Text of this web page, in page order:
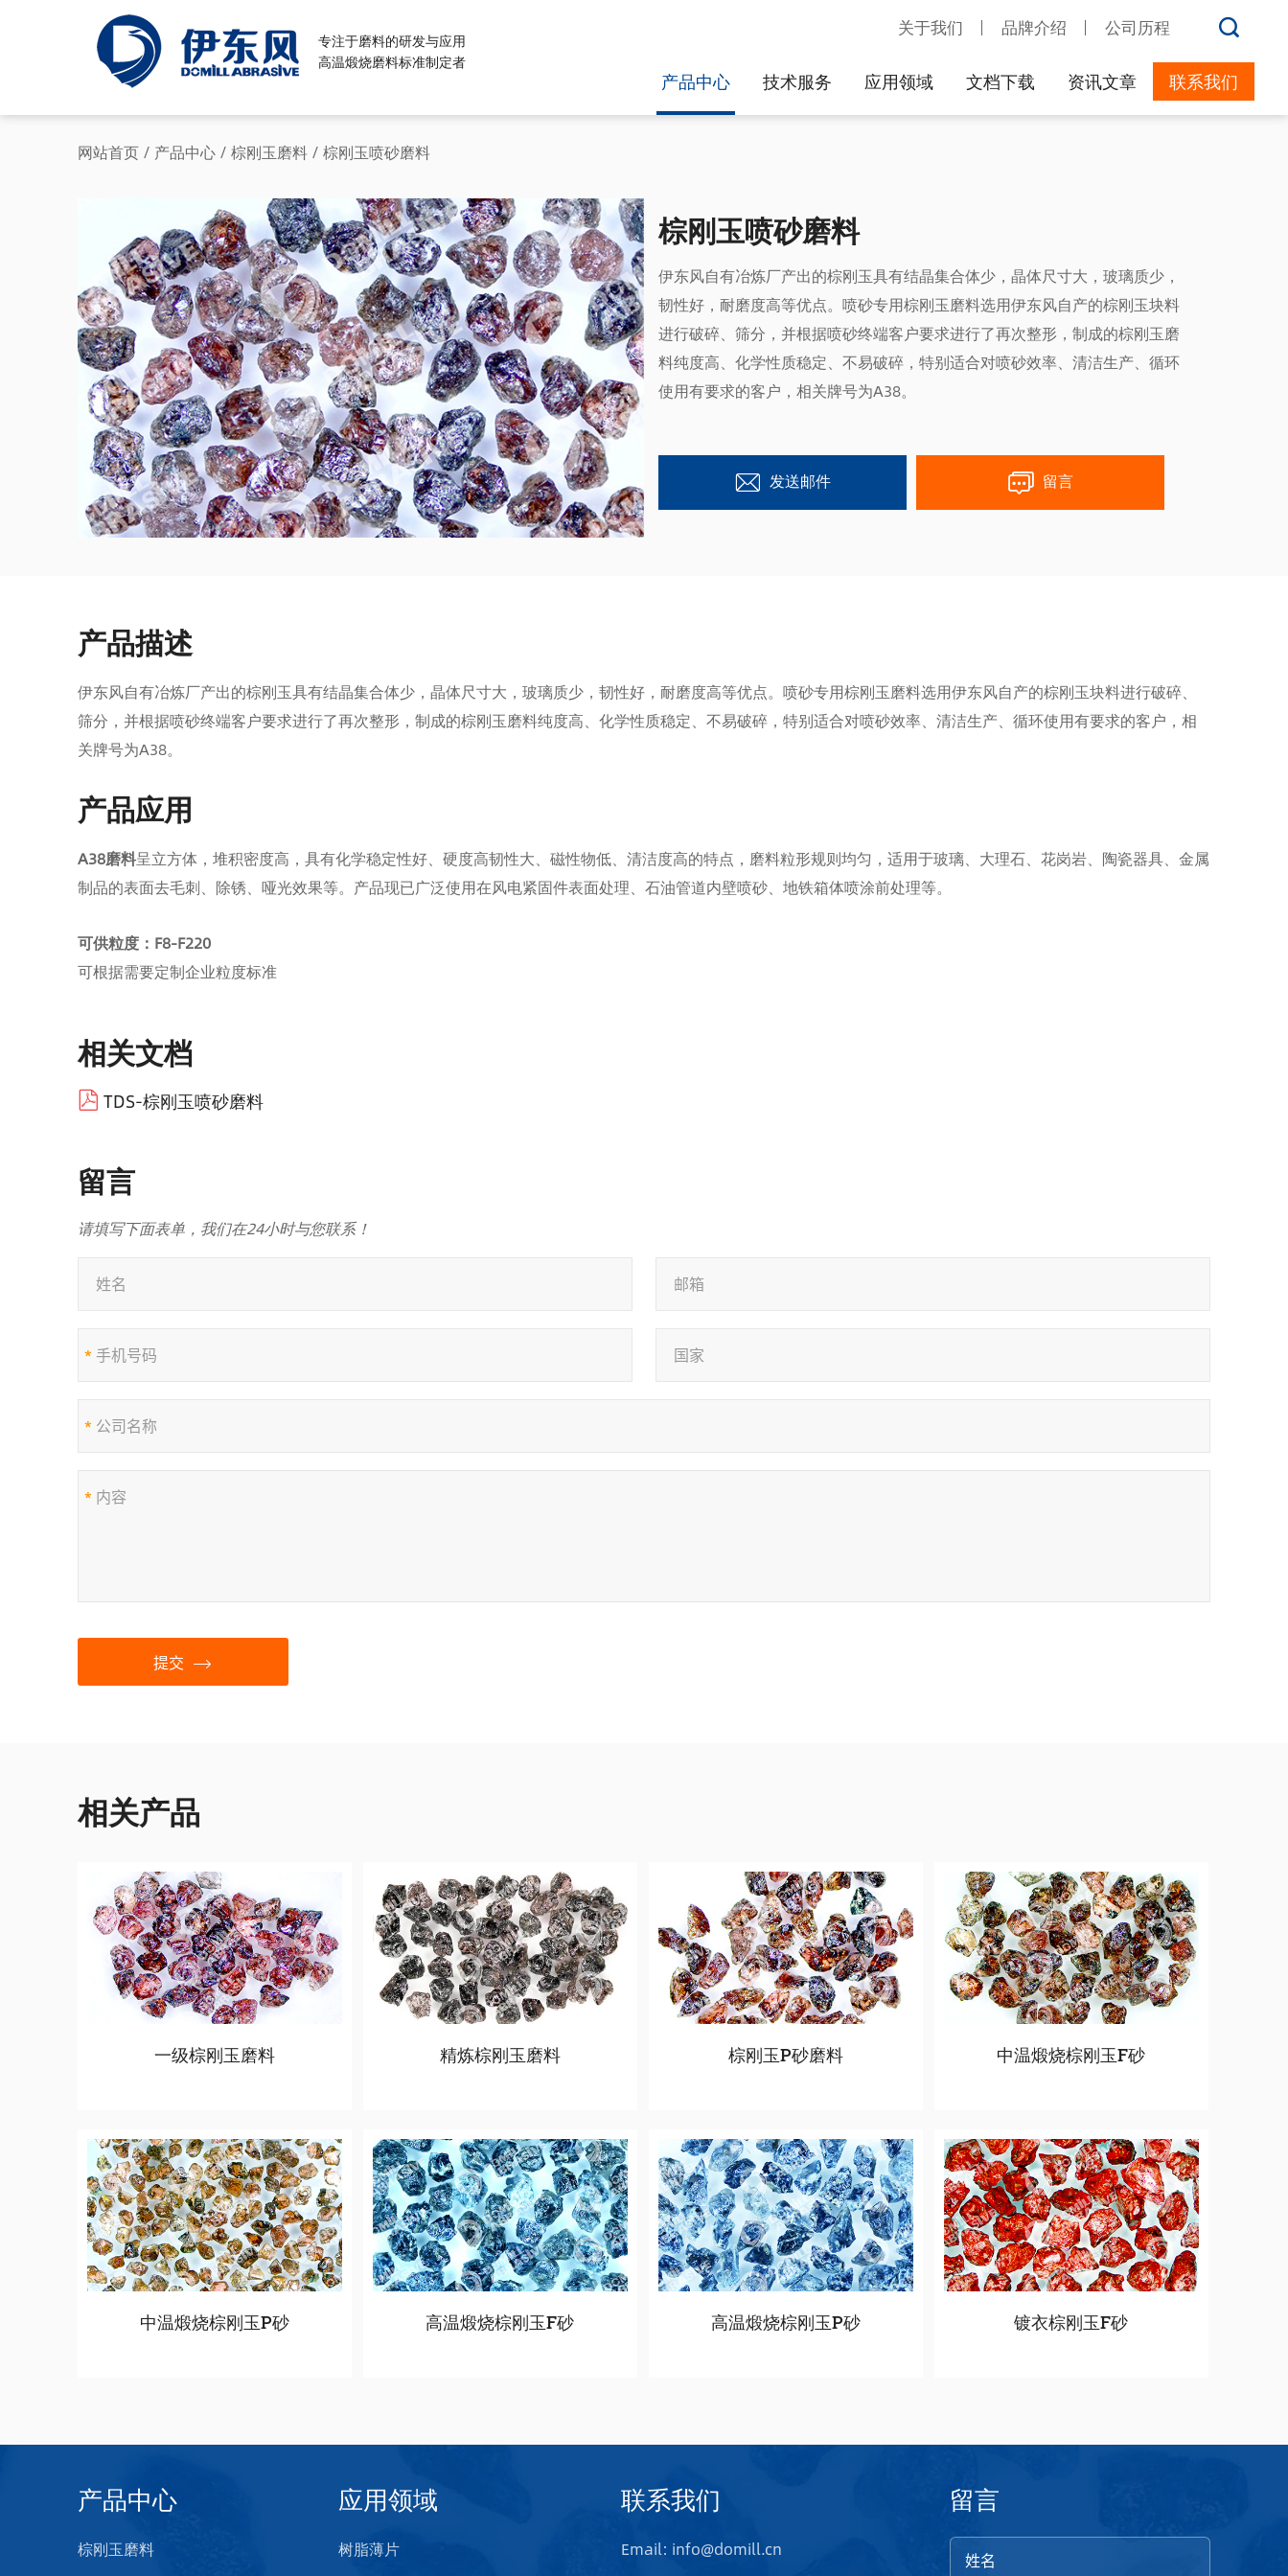
关于我们 品牌介绍 公司历程
专注于磨料的研发与应用
高温煅烧磨料标准制定者
产品中心 技术服务 应用领域 文档下载 资讯文章 联系我们
网站首页/ 产品中心/ 棕刚玉磨料/ 棕刚玉喷砂磨料
棕刚玉喷砂磨料
伊东风自有冶炼厂产出的棕刚玉具有结晶集合体少，晶体尺寸大，玻璃质少，
韧性好，耐磨度高等优点。喷砂专用棕刚玉磨料选用伊东风自产的棕刚玉块料
进行破碎、筛分，并根据喷砂终端客户要求进行了再次整形，制成的棕刚玉磨
料纯度高、化学性质稳定、不易破碎，特别适合对喷砂效率、清洁生产、循环
使用有要求的客户，相关牌号为A38。
发送邮件 留言
产品描述
伊东风自有冶炼厂产出的棕刚玉具有结晶集合体少，晶体尺寸大，玻璃质少，韧性好，耐磨度高等优点。喷砂专用棕刚玉磨料选用伊东风自产的棕刚玉块料进行破碎、
筛分，并根据喷砂终端客户要求进行了再次整形，制成的棕刚玉磨料纯度高、化学性质稳定、不易破碎，特别适合对喷砂效率、清洁生产、循环使用有要求的客户，相
关牌号为A38。
产品应用
A38磨料呈立方体，堆积密度高，具有化学稳定性好、硬度高韧性大、磁性物低、清洁度高的特点，磨料粒形规则均匀，适用于玻璃、大理石、花岗岩、陶瓷器具、金属
制品的表面去毛刺、除锈、哑光效果等。产品现已广泛使用在风电紧固件表面处理、石油管道内壁喷砂、地铁箱体喷涂前处理等。
可供粒度：F8-F220
可根据需要定制企业粒度标准
相关文档
TDS-棕刚玉喷砂磨料
留言
请填写下面表单， 我们在24小时与您联系！
*
*
*
提交
相关产品
一级棕刚玉磨料 精炼棕刚玉磨料 棕刚玉P砂磨料 中温煅烧棕刚玉F砂
中温煅烧棕刚玉P砂 高温煅烧棕刚玉F砂 高温煅烧棕刚玉P砂 镀衣棕刚玉F砂
产品中心
棕刚玉磨料
应用领域
树脂薄片
联系我们
Email: info@domill.cn
留言